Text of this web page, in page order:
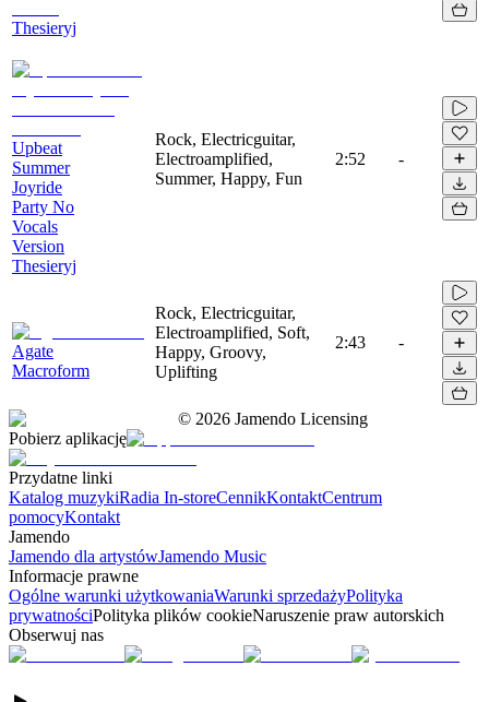
Thesieryj
Upbeat
Summer
Joyride
Party No
Vocals
Version
Thesieryj
Rock, Electricguitar,
Electroamplified,
Summer, Happy, Fun
2:52 -
Agate
Macroform
Rock, Electricguitar,
Electroamplified, Soft,
Happy, Groovy,
Uplifting
2:43 -
© 2026 Jamendo Licensing
Pobierz aplikację
Przydatne linki
Katalog muzykiRadia In-storeCennikKontaktCentrum
pomocyKontakt
Jamendo
Jamendo dla artystówJamendo Music
Informacje prawne
Ogólne warunki użytkowaniaWarunki sprzedażyPolityka
prywatnościPolityka plików cookieNaruszenie praw autorskich
Obserwuj nas